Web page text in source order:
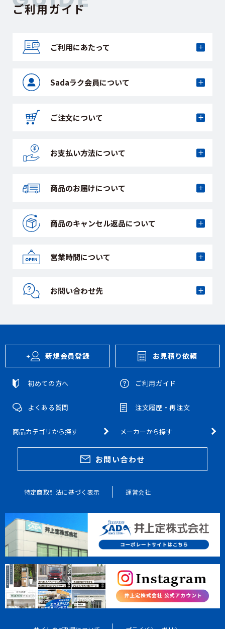
ご利用ガイド
ご利用にあたって
Sadaラク会員について
ご注文について
お支払い方法について
商品のお届けについて
商品のキャンセル返品について
営業時間について
お問い合わせ先
新規会員登録 お見積り依頼
初めての方へ ご利用ガイド
よくある質問 注文履歴・再注文
商品カテゴリから探す メーカーから探す
お問い合わせ
特定商取引法に基づく表示 運営会社